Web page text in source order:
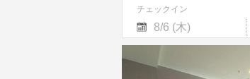
チェックイン
Navigate
to